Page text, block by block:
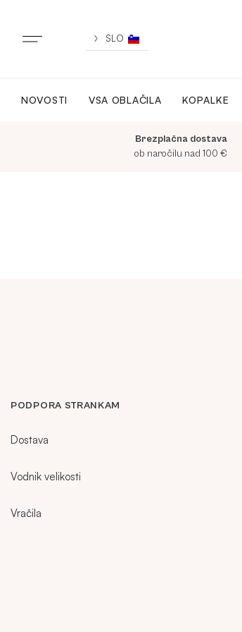
content
SLO
NOVOSTI VSA OBLAČILA KOPALKE
Brezplačna dostava
ob naročilu nad 100 €
NOVO
OBUTEV
PODPORA STRANKAM
Dostava
Vodnik velikosti
Vračila